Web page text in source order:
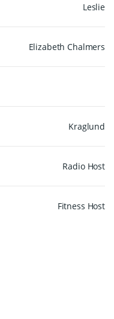
Leslie
Elizabeth Chalmers
Kraglund
Radio Host
Fitness Host